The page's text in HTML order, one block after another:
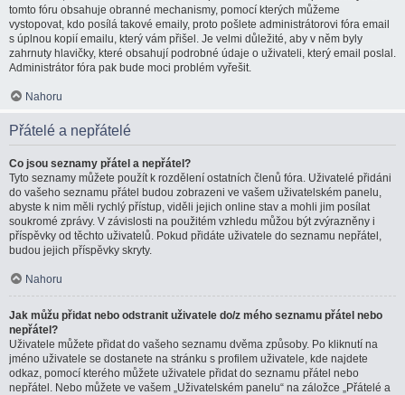
tomto fóru obsahuje obranné mechanismy, pomocí kterých můžeme
vystopovat, kdo posílá takové emaily, proto pošlete administrátorovi fóra email
s úplnou kopií emailu, který vám přišel. Je velmi důležité, aby v něm byly
zahrnuty hlavičky, které obsahují podrobné údaje o uživateli, který email poslal.
Administrátor fóra pak bude moci problém vyřešit.
Nahoru
Přátelé a nepřátelé
Co jsou seznamy přátel a nepřátel?
Tyto seznamy můžete použít k rozdělení ostatních členů fóra. Uživatelé přidáni
do vašeho seznamu přátel budou zobrazeni ve vašem uživatelském panelu,
abyste k nim měli rychlý přístup, viděli jejich online stav a mohli jim posílat
soukromé zprávy. V závislosti na použitém vzhledu můžou být zvýrazněny i
příspěvky od těchto uživatelů. Pokud přidáte uživatele do seznamu nepřátel,
budou jejich příspěvky skryty.
Nahoru
Jak můžu přidat nebo odstranit uživatele do/z mého seznamu přátel nebo
nepřátel?
Uživatele můžete přidat do vašeho seznamu dvěma způsoby. Po kliknutí na
jméno uživatele se dostanete na stránku s profilem uživatele, kde najdete
odkaz, pomocí kterého můžete uživatele přidat do seznamu přátel nebo
nepřátel. Nebo můžete ve vašem „Uživatelském panelu“ na záložce „Přátelé a